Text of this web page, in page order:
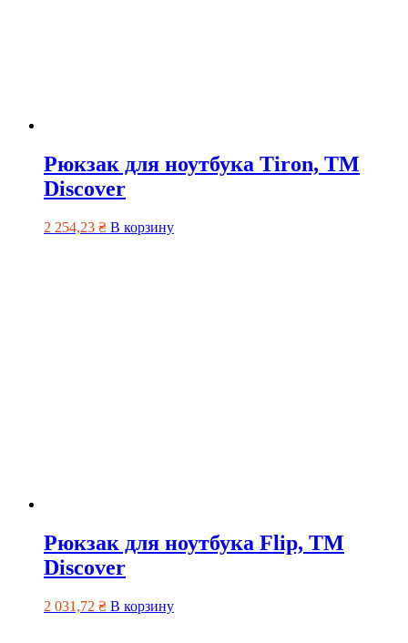
Рюкзак для ноутбука Tiron, ТМ
Discover
2 254,23 ₴ В корзину
Рюкзак для ноутбука Flip, ТМ
Discover
2 031,72 ₴ В корзину